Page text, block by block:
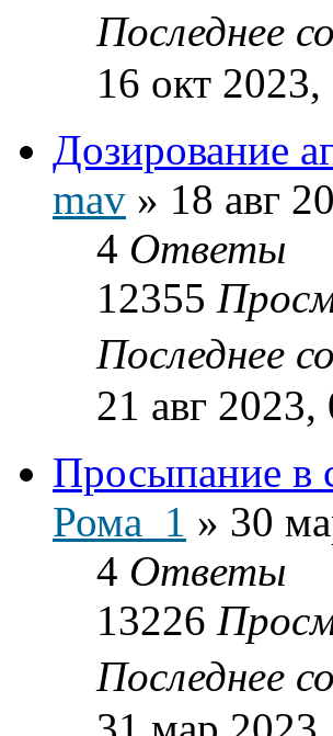
Последнее
16 окт
Дозирование
mav » 18 авг
4 Ответы
12355
Последнее
21 авг 2023,
Просыпание в
Рома_1 » 30
4 Ответы
13226
Последнее